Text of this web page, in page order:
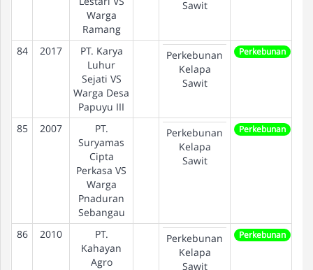
Warga
Ramang
Sawit
84 2017
PT. Karya
Luhur
Sejati VS
Warga Desa
Papuyu III
Perkebunan
Kelapa
Sawit
Perkebunan
85 2007
PT.
Suryamas
Cipta
Perkasa VS
Warga
Pnaduran
Sebangau
Perkebunan
Kelapa
Sawit
Perkebunan
86 2010
PT.
Kahayan
Agro
Perkebunan
Kelapa
Sawit
Perkebunan